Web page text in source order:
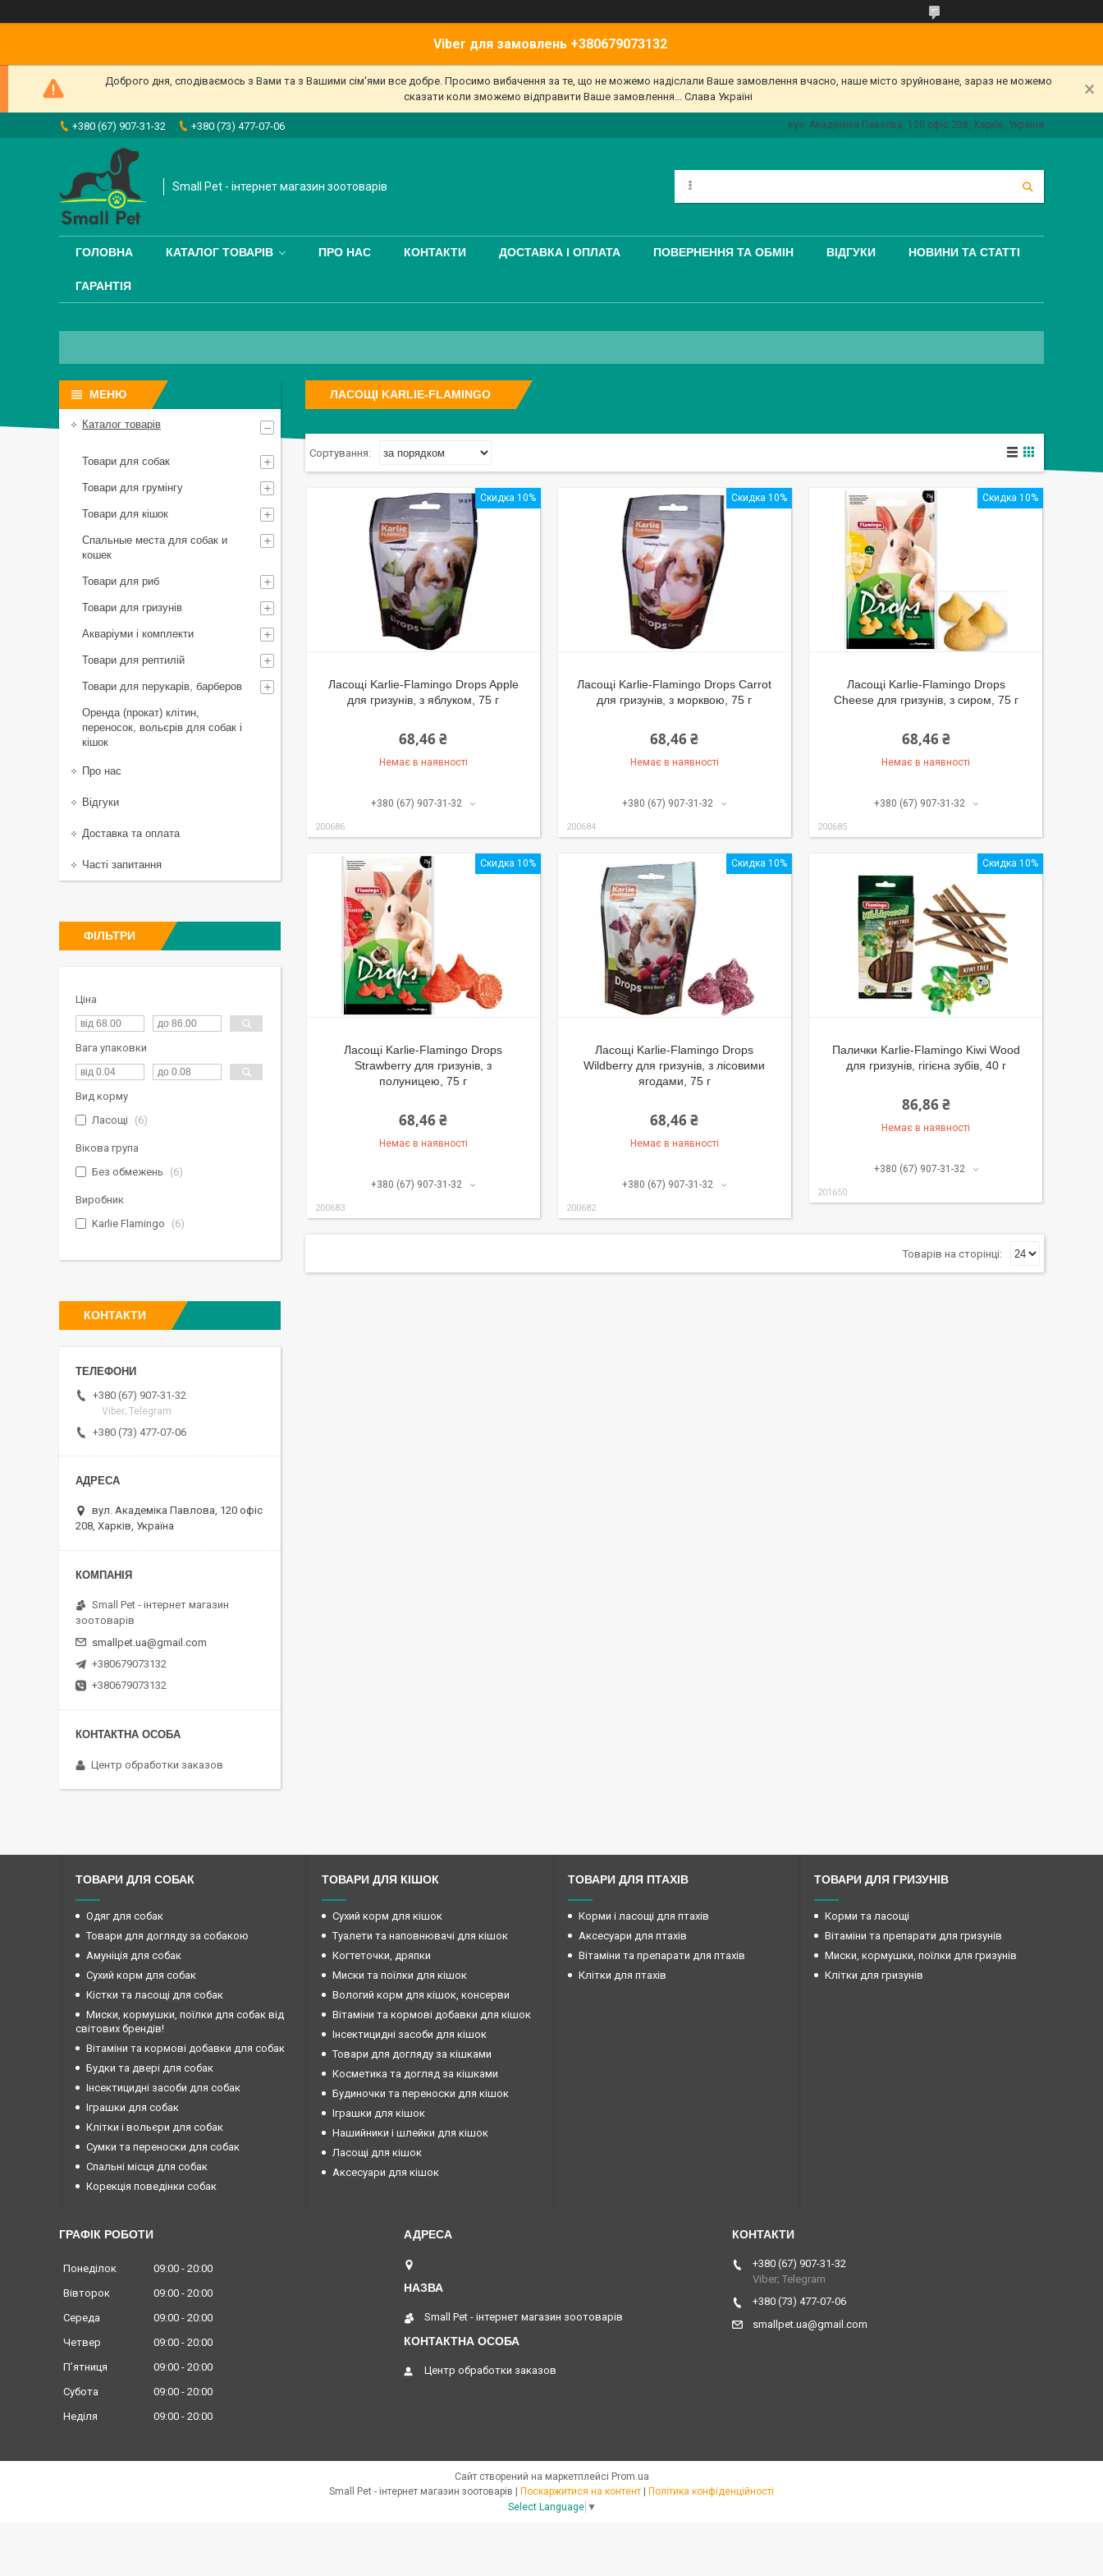
Viber для замовлень +380679073132
Доброго дня, сподіваємось з Вами та з Вашими сім'ями все добре. Просимо вибачення за те, що не можемо надіслали Ваше замовлення вчасно, наше місто зруйноване, зараз не можемо
сказати коли зможемо відправити Ваше замовлення... Слава Україні
+380 (67) 907-31-32 +380 (73) 477-07-06 вул. Академіка Павлова, 120 офіс 208, Харків, Україна
Small Pet - інтернет магазин зоотоварів
ГОЛОВНА КАТАЛОГ ТОВАРІВ ПРО НАС КОНТАКТИ ДОСТАВКА І ОПЛАТА ПОВЕРНЕННЯ ТА ОБМІН ВІДГУКИ НОВИНИ ТА СТАТТІ
ГАРАНТІЯ
ЛАСОЩІ KARLIE-FLAMINGO
Скидка 10%
Ласощі Karlie-Flamingo Drops Apple
для гризунів, з яблуком, 75 г
68,46 ₴
Немає в наявності
+380 (67) 907-31-32
200686
Скидка 10%
Ласощі Karlie-Flamingo Drops Carrot
для гризунів, з морквою, 75 г
68,46 ₴
Немає в наявності
+380 (67) 907-31-32
200684
Скидка 10%
Ласощі Karlie-Flamingo Drops
Cheese для гризунів, з сиром, 75 г
68,46 ₴
Немає в наявності
+380 (67) 907-31-32
200685
Скидка 10%
Ласощі Karlie-Flamingo Drops
Strawberry для гризунів, з
полуницею, 75 г
68,46 ₴
Немає в наявності
+380 (67) 907-31-32
200683
Скидка 10%
Ласощі Karlie-Flamingo Drops
Wildberry для гризунів, з лісовими
ягодами, 75 г
68,46 ₴
Немає в наявності
+380 (67) 907-31-32
200682
Скидка 10%
Палички Karlie-Flamingo Kiwi Wood
для гризунів, гігієна зубів, 40 г
86,86 ₴
Немає в наявності
+380 (67) 907-31-32
201650
Каталог товарів
Товари для собак
Товари для грумінгу
Товари для кішок
Спальные места для собак и
кошек
Товари для риб
Товари для гризунів
Акваріуми і комплекти
Товари для рептилій
Товари для перукарів, барберов
Оренда (прокат) клітин,
переносок, вольєрів для собак і
кішок
Про нас
Відгуки
Доставка та оплата
Часті запитання
ФІЛЬТРИ
Ціна
Вага упаковки
Вид корму
Ласощі
6
Вікова група
Без обмежень
6
Виробник
Karlie Flamingo
6
КОНТАКТИ
+380 (67) 907-31-32
Viber; Telegram
+380 (73) 477-07-06
вул. Академіка Павлова, 120 офіс
208, Харків, Україна
Small Pet - інтернет магазин
зоотоварів
smallpet.ua@gmail.com
+380679073132
+380679073132
Центр обработки заказов
ТОВАРИ ДЛЯ СОБАК
Одяг для собак
Товари для догляду за собакою
Амуніція для собак
Сухий корм для собак
Кістки та ласощі для собак
Миски, кормушки, поїлки для собак від
світових брендів!
Вітаміни та кормові добавки для собак
Будки та двері для собак
Інсектицидні засоби для собак
Іграшки для собак
Клітки і вольєри для собак
Сумки та переноски для собак
Спальні місця для собак
Корекція поведінки собак
ТОВАРИ ДЛЯ КІШОК
Сухий корм для кішок
Туалети та наповнювачі для кішок
Когтеточки, дряпки
Миски та поїлки для кішок
Вологий корм для кішок, консерви
Вітаміни та кормові добавки для кішок
Інсектицидні засоби для кішок
Товари для догляду за кішками
Косметика та догляд за кішками
Будиночки та переноски для кішок
Іграшки для кішок
Нашийники і шлейки для кішок
Ласощі для кішок
Аксесуари для кішок
ТОВАРИ ДЛЯ ПТАХІВ
Корми і ласощі для птахів
Аксесуари для птахів
Вітаміни та препарати для птахів
Клітки для птахів
ТОВАРИ ДЛЯ ГРИЗУНІВ
Корми та ласощі
Вітаміни та препарати для гризунів
Миски, кормушки, поїлки для гризунів
Клітки для гризунів
ГРАФІК РОБОТИ
Понеділок 09:00
20:00
Вівторок
09:00
20:00
Середа
09:00
20:00
Четвер
09:00
20:00
Пʼятниця
09:00
20:00
Субота
09:00
20:00
Неділя
09:00 20:00
Small Pet - інтернет магазин зоотоварів
Центр обработки заказов
+380 (67) 907-31-32
Viber; Telegram
+380 (73) 477-07-06
smallpet.ua@gmail.com
Сайт створений на маркетплейсі Prom.ua
Поскаржитися на контент
Політика конфіденційності
Select Language ▼